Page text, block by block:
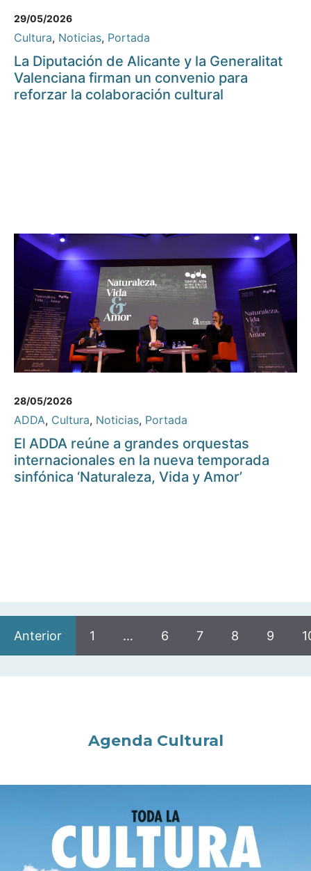
29/05/2026
Cultura, Noticias, Portada
La Diputación de Alicante y la Generalitat
Valenciana firman un convenio para
reforzar la colaboración cultural
28/05/2026
ADDA, Cultura, Noticias, Portada
El ADDA reúne a grandes orquestas
internacionales en la nueva temporada
sinfónica ‘Naturaleza, Vida y Amor’
Anterior 1 … 6 7 8 9
Agenda Cultural